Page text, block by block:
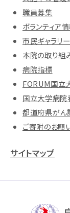
職員募集
ボランティア
市民ギャラリ
本院の取り組
病院指標
FORUM国立
国立大学病院
都道府県がん
ご寄附のお願
サイトマップ